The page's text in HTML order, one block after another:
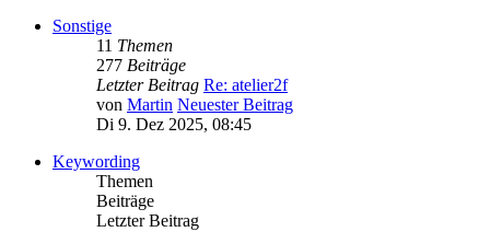
Sonstige
11 Themen
277 Beiträge
Letzter Beitrag Re: atelier2f
von Martin Neuester Beitrag
Di 9. Dez 2025, 08:45
Keywording
Themen
Beiträge
Letzter Beitrag